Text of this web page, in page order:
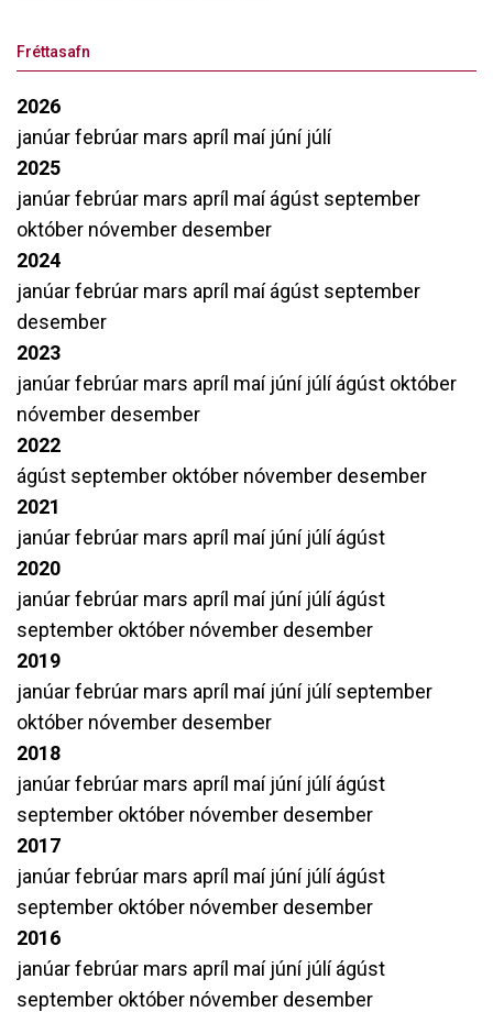
Fréttasafn
2026
janúarfebrúar mars apríl maí júní júlí
2025
janúarfebrúar mars apríl maíágúst september
október nóvember desember
2024
janúarfebrúar mars apríl maíágúst september
desember
2023
janúarfebrúar mars apríl maí júní júlíágúst október
nóvember desember
2022
ágúst september október nóvember desember
2021
janúarfebrúar mars apríl maí júní júlíágúst
2020
janúarfebrúar mars apríl maí júní júlíágúst
september október nóvember desember
2019
janúarfebrúar mars apríl maí júní júlíseptember
október nóvember desember
2018
janúarfebrúar mars apríl maí júní júlíágúst
september október nóvember desember
2017
janúarfebrúar mars apríl maí júní júlíágúst
september október nóvember desember
2016
janúarfebrúar mars apríl maí júní júlíágúst
september október nóvember desember